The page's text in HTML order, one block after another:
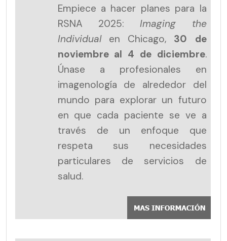
Empiece a hacer planes para la
RSNA 2025:Imaging the
Individualen Chicago, 30 de
noviembre al 4 de diciembre.
Únase a profesionales en
imagenología de alrededor del
mundo para explorar un futuro
en que cada paciente se ve a
través de un enfoque que
respeta sus necesidades
particulares de servicios de
salud.